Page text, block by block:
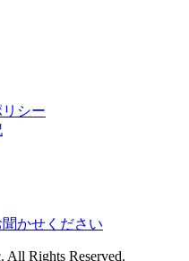
シー
かせください
All Rights Reserved.